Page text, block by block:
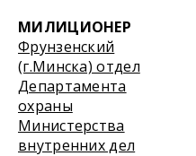
МИЛИЦИОНЕР
Фрунзенский
(г.Минска) отдел
Департамента
охраны
Министерства
внутренних дел